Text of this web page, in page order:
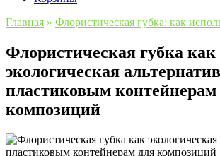
Главная » Флористическая губка: как
Флористическая губка как
экологическая
пластиковым контейнерам
композиций